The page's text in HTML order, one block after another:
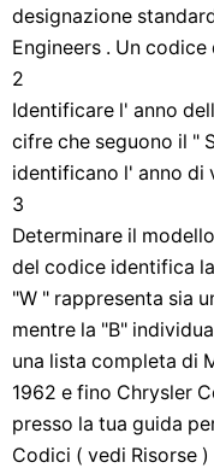
designazione
Engineers . Un codice
2
Identificare l' anno
cifre che seguono il "
identificano l' anno di
3
Determinare il
del codice identifica
"W " rappresenta sia
mentre la "B"
una lista completa di
1962 e fino Chrysler
presso la tua guida
Codici ( vedi Risorse